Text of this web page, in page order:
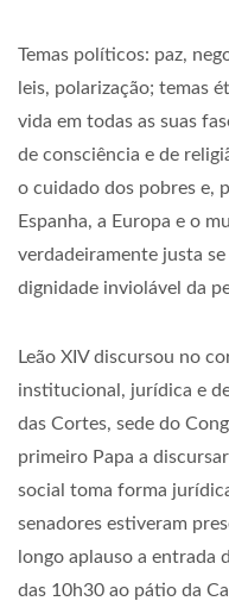
Temas políticos: paz,
leis, polarização; temas
vida em todas as suas
de consciência e de
o cuidado dos pobres e,
Espanha, a Europa e o
verdadeiramente justa
dignidade inviolável da
Leão XIV discursou no
institucional, jurídica e
das Cortes, sede do
primeiro Papa a
social toma forma
senadores estiveram
longo aplauso a entrada
das 10h30 ao pátio da